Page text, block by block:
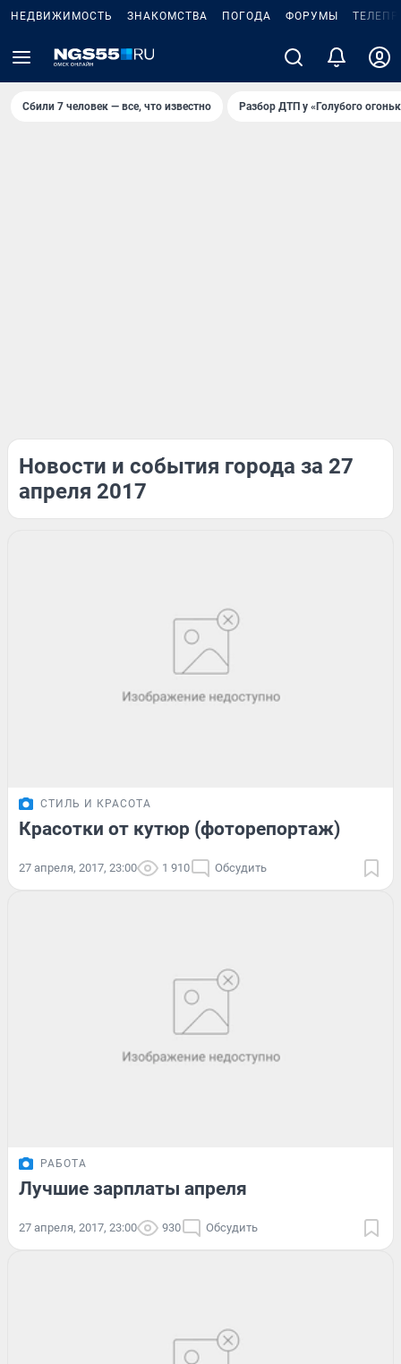
НЕДВИЖИМОСТЬ ЗНАКОМСТВА ПОГОДА ФОРУМЫ
Сбили 7 человек — все, что известно Разбор ДТП у «Голубого
Новости и события города за 27
апреля 2017
СТИЛЬ И КРАСОТА
Красотки от кутюр (фоторепортаж)
27 апреля, 2017, 23:00 1 910 Обсудить
РАБОТА
Лучшие зарплаты апреля
27 апреля, 2017, 23:00 930 Обсудить